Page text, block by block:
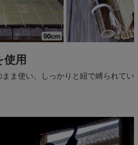
使用
ま使い、しっかりと紐で縛られてい